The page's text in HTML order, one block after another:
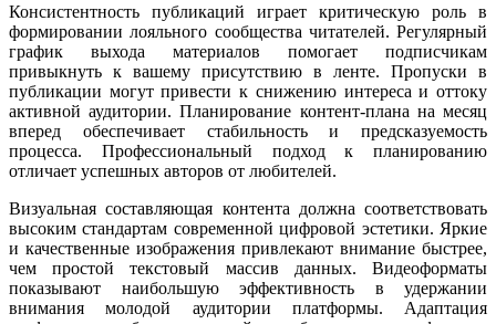
Консистентность публикаций играет критическую роль в
формировании лояльного сообщества читателей. Регулярный
график выхода материалов помогает подписчикам
привыкнуть к вашему присутствию в ленте. Пропуски в
публикации могут привести к снижению интереса и оттоку
активной аудитории. Планирование контент-плана на месяц
вперед обеспечивает стабильность и предсказуемость
процесса. Профессиональный подход к планированию
отличает успешных авторов от любителей.
Визуальная составляющая контента должна соответствовать
высоким стандартам современной цифровой эстетики. Яркие
и качественные изображения привлекают внимание быстрее,
чем простой текстовый массив данных. Видеоформаты
показывают наибольшую эффективность в удержании
внимания молодой аудитории платформы. Адаптация